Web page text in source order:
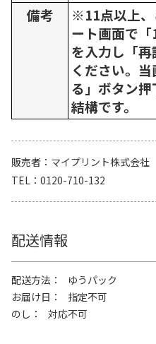
備考
※11点以上、
ート画面で
を入力し「
ください。
る」ボタン
結構です。
販売者
マイプリント株式会社
TEL
0120-710-132
配送情報
配送方法
ゆうパック
お届け日
指定不可
のし
対応不可